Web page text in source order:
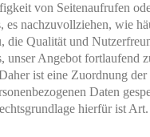
von Seitenaufrufen
es nachzuvollziehen, wie
die Qualität und
unser Angebot fortlaufend
ist eine Zuordnung
Daten
hierfür ist